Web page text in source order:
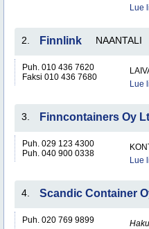
Lue
2. Finnlink NAANTALI
Puh. 010 436 7620
Faksi 010 436 7680
Lue
3. Finncontainers Oy
Puh. 029 123 4300
Puh. 040 900 0338
Lue
4. Scandic Container
Puh. 020 769 9899